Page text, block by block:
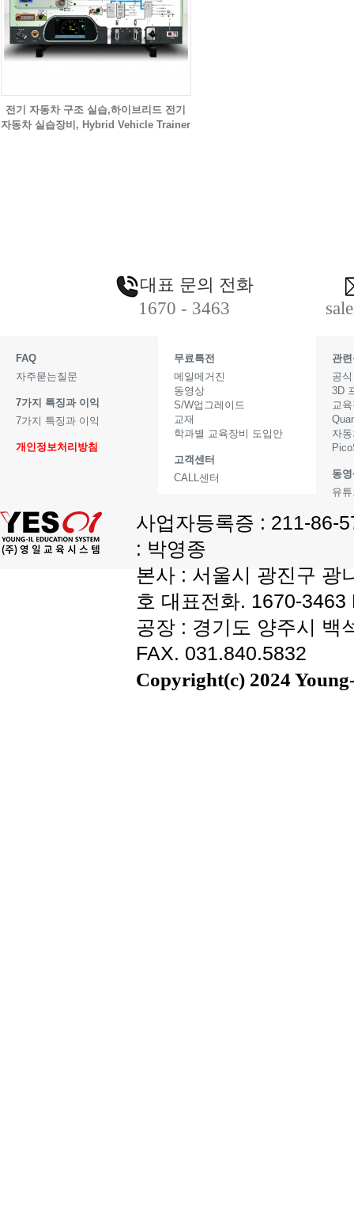
전기 자동차 구조 실습,하이브리드 전기
자동차 실습장비, Hybrid Vehicle Trainer
대표 문의 전화
1670 - 3463
FAQ
자주묻는질문
7가지 특징과 이익
7가지 특징과 이익
개인정보처리방침
무료특전
메일메거진
동영상
S/W업그레이드
교재
학과별 교육장비 도입안
고객센터
CALL센터
관
공
3D
교
자
동
유
사업자등록증 : 211-86-
: 박영종
본사 : 서울시 광진구 광
호 대표전화. 1670-
공장 : 경기도 양주시 백
FAX. 031.840.5832
Copyright(c) 2024